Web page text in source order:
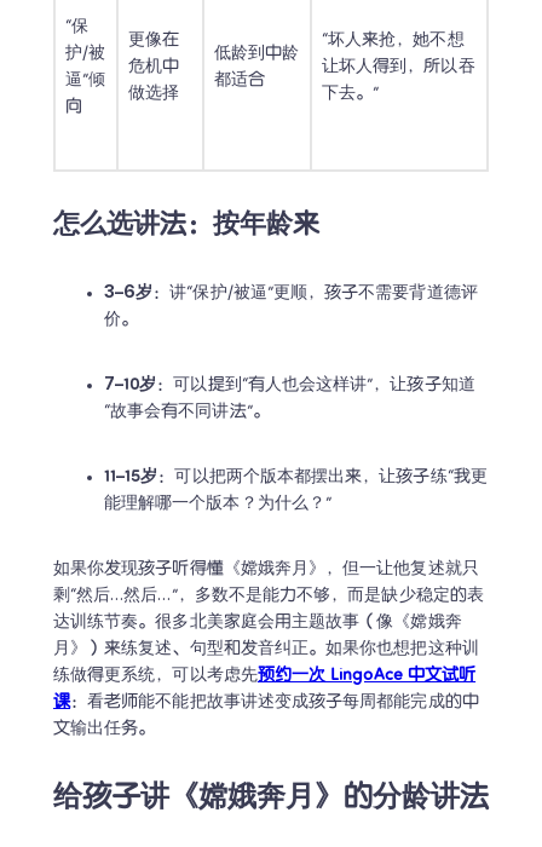
“保
护/被
逼”倾
向
更像在
危机中
做选择
低龄到中龄
都适合
“坏人来抢，她不想
让坏人得到，所以吞
下去。”
怎么选讲法：按年龄来
3–6岁 ：讲“保护/被逼”更顺，孩子不需要背道德评
价。
7–10岁 ：可以提到“有人也会这样讲”，让孩子知道
“故事会有不同讲法”。
11–15岁 ：可以把两个版本都摆出来，让孩子练“我更
能理解哪一个版本？为什么？”
如果你发现孩子听得懂《嫦娥奔月》，但一让他复述就只
剩“然后…然后…”，多数不是能力不够，而是缺少稳定的表
达训练节奏。很多北美家庭会用主题故事（像《嫦娥奔
月》）来练复述、句型和发音纠正。如果你也想把这种训
练做得更系统，可以考虑先预约一次 LingoAce 中文试听
课：看老师能不能把故事讲述变成孩子每周都能完成的中
文输出任务。
给孩子讲《嫦娥奔月》的分龄讲法